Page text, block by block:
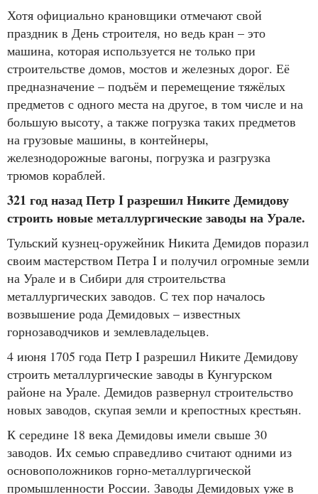
Хотя официально крановщики отмечают свой
праздник в День строителя, но ведь кран – это
машина, которая используется не только при
строительстве домов, мостов и железных дорог. Её
предназначение – подъём и перемещение тяжёлых
предметов с одного места на другое, в том числе и на
большую высоту, а также погрузка таких предметов
на грузовые машины, в контейнеры,
железнодорожные вагоны, погрузка и разгрузка
трюмов кораблей.
321 год назад Петр I разрешил Никите Демидову
строить новые металлургические заводы на Урале.
Тульский кузнец-оружейник Никита Демидов поразил
своим мастерством Петра I и получил огромные земли
на Урале и в Сибири для строительства
металлургических заводов. С тех пор началось
возвышение рода Демидовых – известных
горнозаводчиков и землевладельцев.
4 июня 1705 года Петр I разрешил Никите Демидову
строить металлургические заводы в Кунгурском
районе на Урале. Демидов развернул строительство
новых заводов, скупая земли и крепостных крестьян.
К середине 18 века Демидовы имели свыше 30
заводов. Их семью справедливо считают одними из
основоположников горно-металлургической
промышленности России. Заводы Демидовых уже в